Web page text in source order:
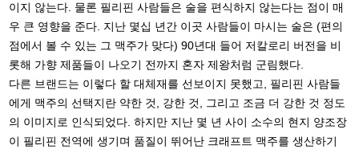
이지 않는다. 물론 필리핀 사람들은 술을 편식하지 않는다는 점이 매
우 큰 영향을 준다. 지난 몇십 년간 이곳 사람들이 마시는 술은 (편의
점에서 볼 수 있는 그 맥주가 맞다) 90년대 들어 저칼로리 버전을 비
롯해 가향 제품들이 나오기 전까지 혼자 제왕처럼 군림했다.
다른 브랜드는 이렇다 할 대체재를 선보이지 못했고, 필리핀 사람들
에게 맥주의 선택지란 약한 것, 강한 것, 그리고 조금 더 강한 것 정도
의 이미지로 인식되었다. 하지만 지난 몇 년 사이 소수의 현지 양조장
이 필리핀 전역에 생기며 품질이 뛰어난 크래프트 맥주를 생산하기